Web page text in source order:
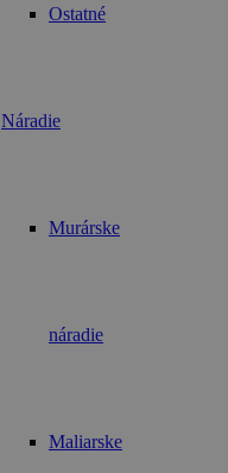
Ostatné
Náradie
Murárske
náradie
Maliarske